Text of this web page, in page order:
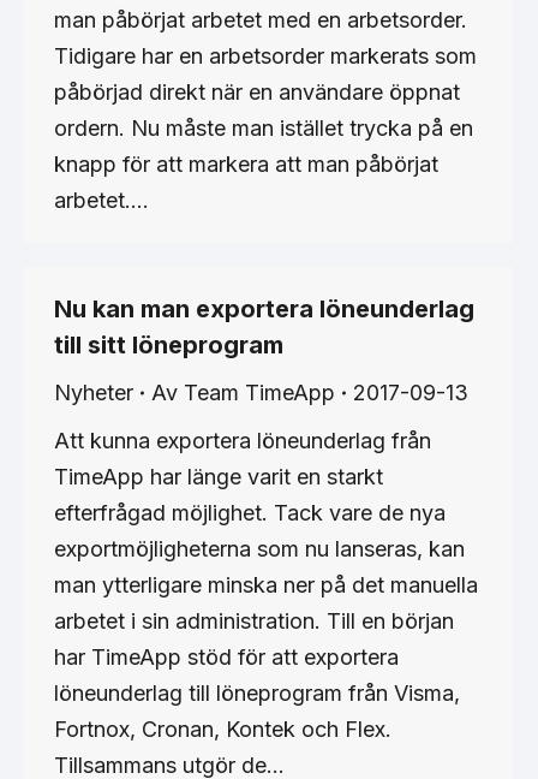
man påbörjat arbetet med en arbetsorder.
Tidigare har en arbetsorder markerats som
påbörjad direkt när en användare öppnat
ordern. Nu måste man istället trycka på en
knapp för att markera att man påbörjat
arbetet.…
Nu kan man exportera löneunderlag
till sitt löneprogram
Nyheter Av Team TimeApp
2017-09-13
Att kunna exportera löneunderlag från
TimeApp har länge varit en starkt
efterfrågad möjlighet. Tack vare de nya
exportmöjligheterna som nu lanseras, kan
man ytterligare minska ner på det manuella
arbetet i sin administration. Till en början
har TimeApp stöd för att exportera
löneunderlag till löneprogram från Visma,
Fortnox, Cronan, Kontek och Flex.
Tillsammans utgör de…